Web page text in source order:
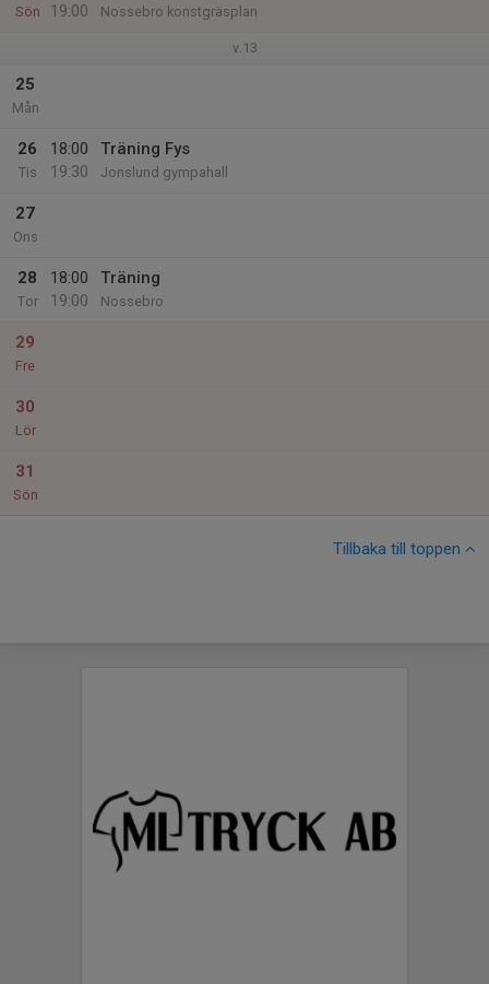
Sön
19:00
Nossebro konstgräsplan
v.13
25
Mån
26
Tis
18:00
19:30
Träning Fys
Jonslund gympahall
27
Ons
28
Tor
18:00
19:00
Träning
Nossebro
29
Fre
30
Lör
31
Sön
Tillbaka till toppen